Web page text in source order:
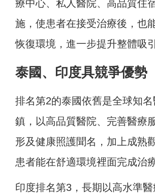
療中心、私人醫院、高品質住
施，使患者在接受治療後，也
恢復環境，進一步提升整體吸引
泰國、印度具競爭優勢
排名第2的泰國依舊是全球知
鎮，以高品質醫院、完善醫療
形及健康照護聞名，加上成熟
患者能在舒適環境裡面完成治
印度排名第3，長期以高水準